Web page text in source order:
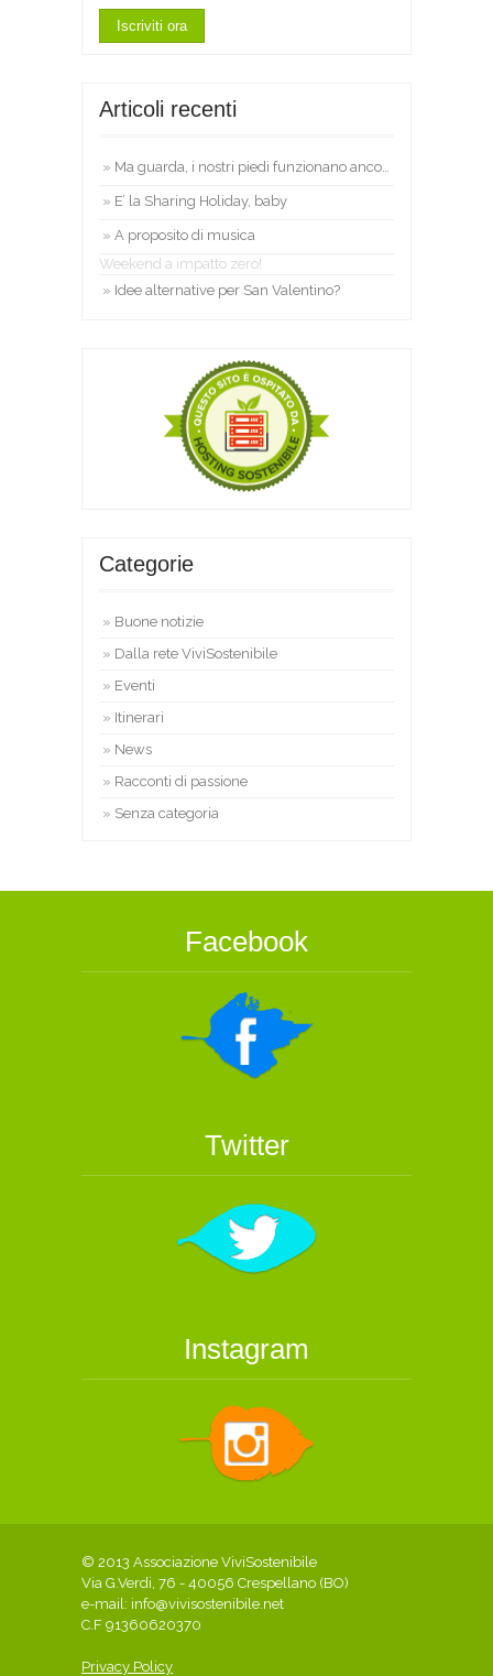
Articoli recenti
Ma guarda, i nostri piedi funzionano ancora!
E’ la Sharing Holiday, baby
A proposito di musica
Weekend a impatto zero!
Idee alternative per San Valentino?
Categorie
Buone notizie
Dalla rete ViviSostenibile
Eventi
Itinerari
News
Racconti di passione
Senza categoria
Facebook
Twitter
Instagram
© 2013 Associazione ViviSostenibile
Via G.Verdi, 76 - 40056 Crespellano (BO)
e-mail: info@vivisostenibile.net
C.F 91360620370
Privacy Policy